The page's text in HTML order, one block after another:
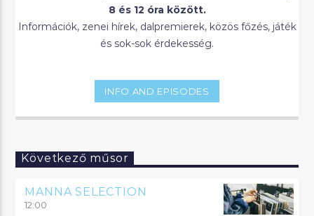
8 és 12 óra között.
Információk, zenei hírek, dalpremierek, közös főzés, játék
és sok-sok érdekesség.
INFO AND EPISODES
Következő műsor
MANNA SELECTION
12:00